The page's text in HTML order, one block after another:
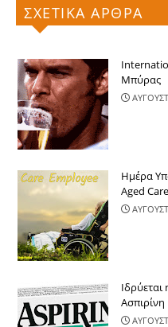
ΣΧΕΤΙΚΑ ΑΡΘΡΑ
Μπύρας
Ημέρα
Aged
Ιδρύεται
Ασπιρίνη